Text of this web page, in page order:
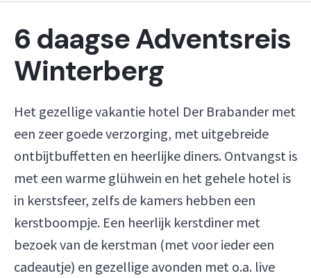
6 daagse Adventsreis
Winterberg
Het gezellige vakantie hotel Der Brabander met
een zeer goede verzorging, met uitgebreide
ontbijtbuffetten en heerlijke diners. Ontvangst is
met een warme glühwein en het gehele hotel is
in kerstsfeer, zelfs de kamers hebben een
kerstboompje. Een heerlijk kerstdiner met
bezoek van de kerstman (met voor ieder een
cadeautje) en gezellige avonden met o.a. live